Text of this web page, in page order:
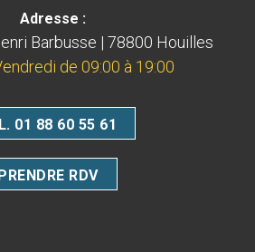
Adresse :
Barbusse | 78800 Houilles
de 09:00 à 19:00
01 88 60 55 61
RDV